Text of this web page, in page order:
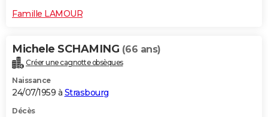
Famille LAMOUR
Michele SCHAMING (66 ans)
Créer une cagnotte obsèques
Naissance
24/07/1959 à Strasbourg
Décès